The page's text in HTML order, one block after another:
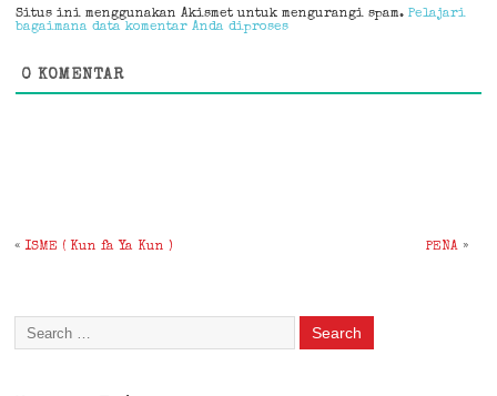
Situs ini menggunakan Akismet untuk mengurangi spam.Pelajari
bagaimana data komentar Anda diproses
0 KOMENTAR
«ISME ( Kun fa Ya Kun ) PENA»